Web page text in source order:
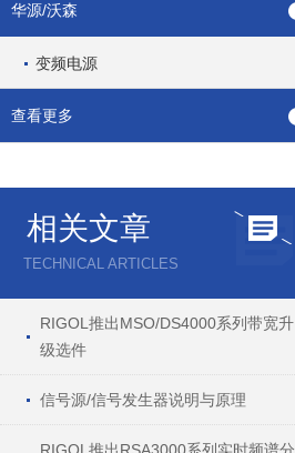
华源/沃森
变频电源
查看更多
相关文章
TECHNICAL ARTICLES
RIGOL推出MSO/DS4000系列带宽升
级选件
信号源/信号发生器说明与原理